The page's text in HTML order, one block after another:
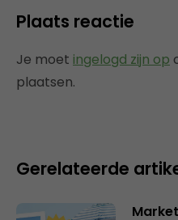
Plaats reactie
Je moet ingelogd zijn op
plaatsen.
Gerelateerde